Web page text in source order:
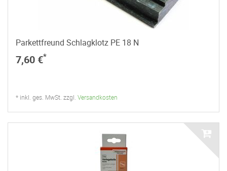
Parkettfreund Schlagklotz PE 18 N
7,60 €*
* inkl. ges. MwSt. zzgl. Versandkosten